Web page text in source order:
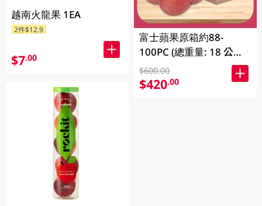
越南火龍果 1EA
2件$12.9
$7.00
富士蘋果原箱約88-
100PC (總重量: 18 公斤)
1CS
$600.00
$420.00